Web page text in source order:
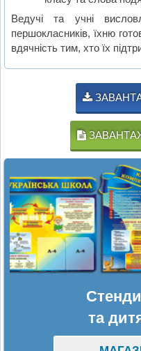
Ведучі та учні
першокласників, їхню
вдячність тим, хто їх
та